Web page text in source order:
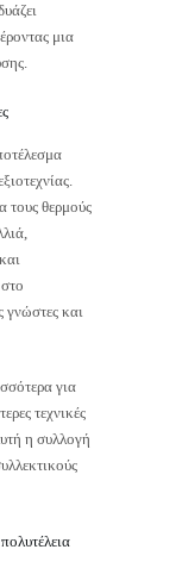
μια
τους θερμούς
γνώστες και
για
τεχνικές
η συλλογή